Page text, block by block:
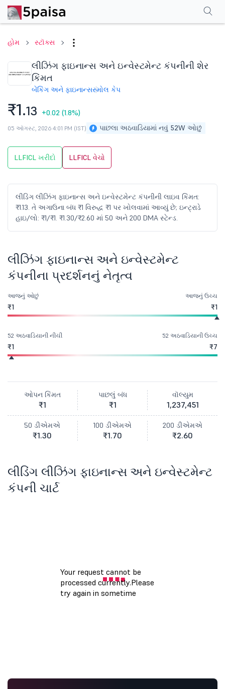
હોમ સ્ટૉક્સ
લીઝિંગ ફાઇનાન્સ અને ઇન્વેસ્ટમેન્ટ કંપનીની શેર
કિંમત
બેંકિંગ અને ફાઇનાન્સસ્મોલ કેપ
₹1.13 +0.02 (1.8%)
પાછલા અઠવાડિયામાં નવું 52W ઓછું
05 ઑગસ્ટ, 2026 4:01 PM (IST)
LLFICL ખરીદો LLFICL વેચો
લીડિંગ લીઝિંગ ફાઇનાન્સ અને ઇન્વેસ્ટમેન્ટ કંપનીની લાઇવ કિંમત:
₹1.13. તે અગાઉના બંધ ₹1 વિરુદ્ધ ₹1 પર ખોલવામાં આવ્યું છે; ઇન્ટ્રાડે
હાઇ/લો: ₹1/₹1. ₹1.30/₹2.60 માં 50 અને 200 DMA સ્ટેન્ડ.
પરફોર્મન્સફાઇનાન્શિયલ્સ વધુ
લીઝિંગ ફાઇનાન્સ અને ઇન્વેસ્ટમેન્ટ
કંપનીના પ્રદર્શનનું નેતૃત્વ
આજનું ઓછું
₹1
આજનું ઉચ્ચ
₹1
52 અઠવાડિયાની નીચી
₹1
52 અઠવાડિયાની ઉચ્ચ
₹7
ઓપન કિંમત
₹1
પાછલું બંધ
₹1
વૉલ્યુમ
1,237,451
50 ડીએમએ
₹1.30
100 ડીએમએ
₹1.70
200 ડીએમએ
₹2.60
લીડિંગ લીઝિંગ ફાઇનાન્સ અને ઇન્વેસ્ટમેન્ટ
કંપની ચાર્ટ